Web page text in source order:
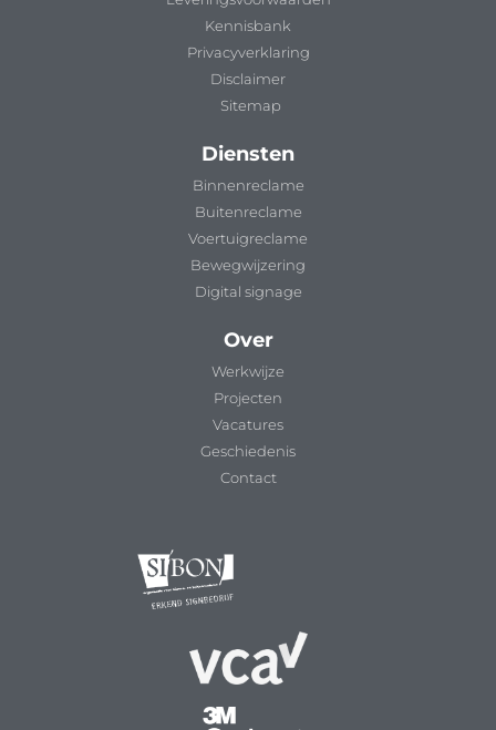
Kennisbank
Privacyverklaring
Disclaimer
Sitemap
Diensten
Binnenreclame
Buitenreclame
Voertuigreclame
Bewegwijzering
Digital signage
Over
Werkwijze
Projecten
Vacatures
Geschiedenis
Contact